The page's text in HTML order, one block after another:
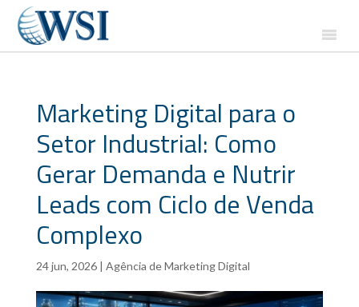
Marketing Digital para o
Setor Industrial: Como
Gerar Demanda e Nutrir
Leads com Ciclo de Venda
Complexo
24 jun, 2026| Agência de Marketing Digital